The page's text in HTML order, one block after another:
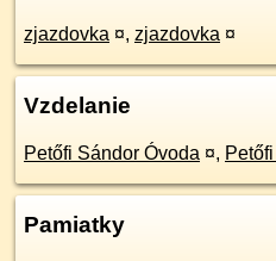
zjazdovka ¤, zjazdovka ¤
Vzdelanie
Petőfi Sándor Óvoda ¤,
Pamiatky